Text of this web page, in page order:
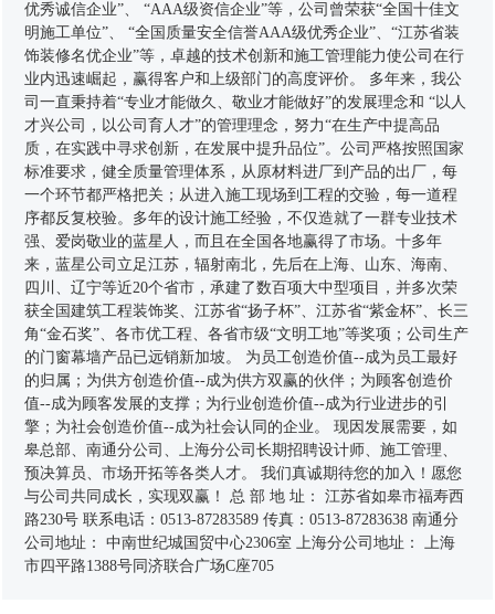
优秀诚信企业”、 “AAA级资信企业”等，公司曾荣获“全国十佳文
明施工单位”、 “全国质量安全信誉AAA级优秀企业”、“江苏省装
饰装修名优企业”等，卓越的技术创新和施工管理能力使公司在行
业内迅速崛起，赢得客户和上级部门的高度评价。 多年来，我公
司一直秉持着“专业才能做久、敬业才能做好”的发展理念和 “以人
才兴公司，以公司育人才”的管理理念，努力“在生产中提高品
质，在实践中寻求创新，在发展中提升品位”。公司严格按照国家
标准要求，健全质量管理体系，从原材料进厂到产品的出厂，每
一个环节都严格把关；从进入施工现场到工程的交验，每一道程
序都反复校验。多年的设计施工经验，不仅造就了一群专业技术
强、爱岗敬业的蓝星人，而且在全国各地赢得了市场。十多年
来，蓝星公司立足江苏，辐射南北，先后在上海、山东、海南、
四川、辽宁等近20个省市，承建了数百项大中型项目，并多次荣
获全国建筑工程装饰奖、江苏省“扬子杯”、江苏省“紫金杯”、长三
角“金石奖”、各市优工程、各省市级“文明工地”等奖项；公司生产
的门窗幕墙产品已远销新加坡。 为员工创造价值--成为员工最好
的归属；为供方创造价值--成为供方双赢的伙伴；为顾客创造价
值--成为顾客发展的支撑；为行业创造价值--成为行业进步的引
擎；为社会创造价值--成为社会认同的企业。 现因发展需要，如
皋总部、南通分公司、上海分公司长期招聘设计师、施工管理、
预决算员、市场开拓等各类人才。 我们真诚期待您的加入！愿您
与公司共同成长，实现双赢！ 总 部 地 址： 江苏省如皋市福寿西
路230号 联系电话：0513-87283589 传真：0513-87283638 南通分
公司地址： 中南世纪城国贸中心2306室 上海分公司地址： 上海
市四平路1388号同济联合广场C座705